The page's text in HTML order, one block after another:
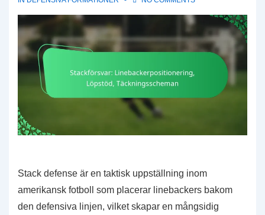
Stack defense är en taktisk uppställning inom
amerikansk fotboll som placerar linebackers bakom
den defensiva linjen, vilket skapar en mångsidig